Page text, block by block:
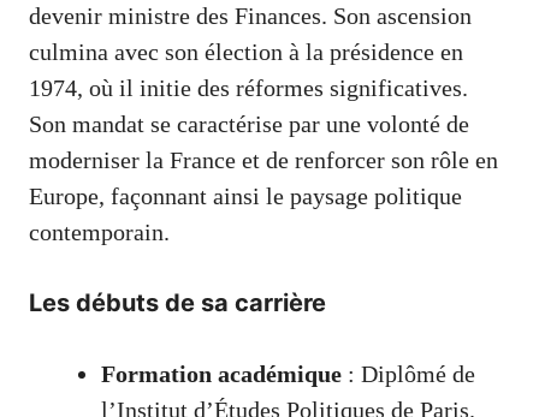
devenir ministre des Finances. Son ascension
culmina avec son élection à la présidence en
1974, où il initie des réformes significatives.
Son mandat se caractérise par une volonté de
moderniser la France et de renforcer son rôle en
Europe, façonnant ainsi le paysage politique
contemporain.
Les débuts de sa carrière
Formation académique : Diplômé de
l’Institut d’Études Politiques de Paris.